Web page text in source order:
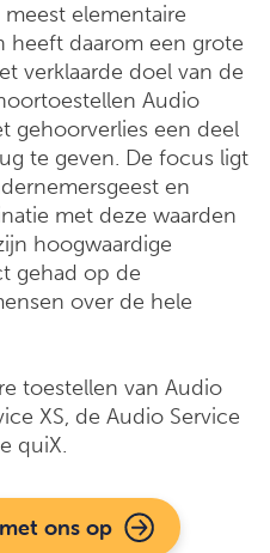
elementaire
heeft daarom een grote
verklaarde doel van de
Audio
gehoorverlies een deel
te geven. De focus ligt
en
met deze waarden
hoogwaardige
gehad op de
over de hele
toestellen van Audio
XS, de Audio Service
quiX.
ons op